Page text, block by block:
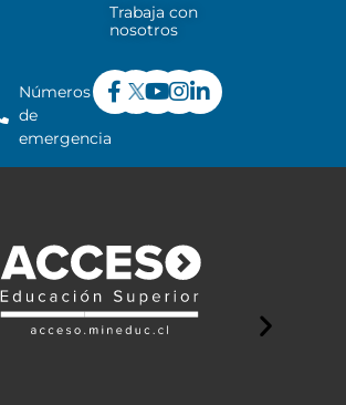
Trabaja con
nosotros
Números
de
emergencia